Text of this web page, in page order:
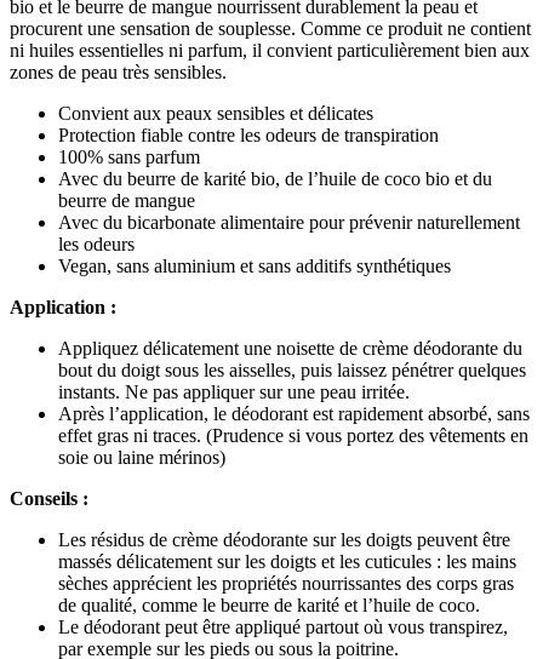
bio et le beurre de mangue nourrissent durablement la peau et
procurent une sensation de souplesse. Comme ce produit ne contient
ni huiles essentielles ni parfum, il convient particulièrement bien aux
zones de peau très sensibles.
Convient aux peaux sensibles et délicates
Protection fiable contre les odeurs de transpiration
100% sans parfum
Avec du beurre de karité bio, de l’huile de coco bio et du
beurre de mangue
Avec du bicarbonate alimentaire pour prévenir naturellement
les odeurs
Vegan, sans aluminium et sans additifs synthétiques
Application :
Appliquez délicatement une noisette de crème déodorante du
bout du doigt sous les aisselles, puis laissez pénétrer quelques
instants. Ne pas appliquer sur une peau irritée.
Après l’application, le déodorant est rapidement absorbé, sans
effet gras ni traces. (Prudence si vous portez des vêtements en
soie ou laine mérinos)
Conseils :
Les résidus de crème déodorante sur les doigts peuvent être
massés délicatement sur les doigts et les cuticules : les mains
sèches apprécient les propriétés nourrissantes des corps gras
de qualité, comme le beurre de karité et l’huile de coco.
Le déodorant peut être appliqué partout où vous transpirez,
par exemple sur les pieds ou sous la poitrine.